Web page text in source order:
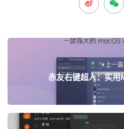
上一篇
赤友右键超人：实